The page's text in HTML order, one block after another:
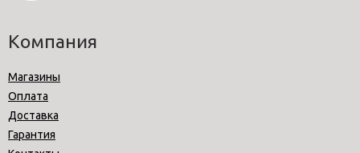
Компания
Магазины
Оплата
Доставка
Гарантия